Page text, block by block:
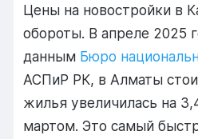
Цены на новостройки в
обороты. В апреле 2025
данным Бюро
АСПиР РК, в Алматы
жилья увеличилась на
мартом. Это самый